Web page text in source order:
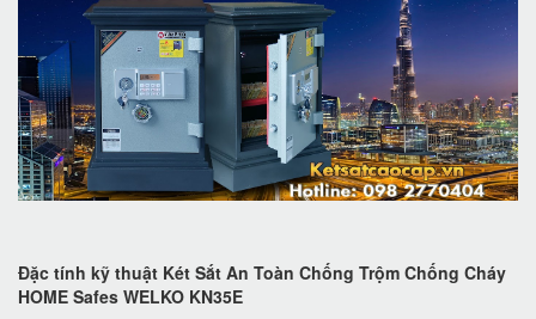
Đặc tính kỹ thuật Két Sắt An Toàn Chống Trộm Chống Cháy
HOME Safes WELKO KN35E